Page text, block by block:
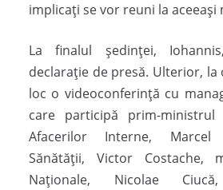
implicaţi se vor reuni la aceeaşi
La finalul şedinţei,
declaraţie de presă. Ulterior, la
loc o videoconferinţă cu
care participă prim-ministrul
Afacerilor Interne,
Sănătăţii, Victor Costache,
Naţionale, Nicolae